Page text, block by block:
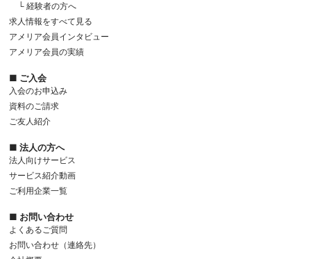
└ 経験者の方へ
求人情報をすべて見る
アメリア会員インタビュー
アメリア会員の実績
■ ご入会
入会のお申込み
資料のご請求
ご友人紹介
■ 法人の方へ
法人向けサービス
サービス紹介動画
ご利用企業一覧
■ お問い合わせ
よくあるご質問
お問い合わせ（連絡先）